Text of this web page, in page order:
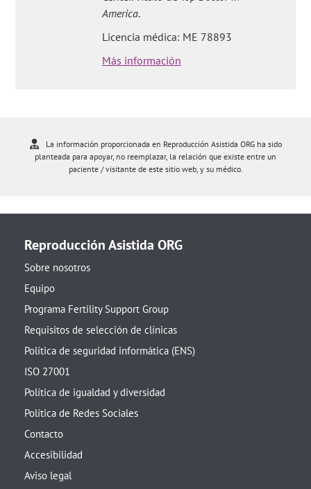
America.
Licencia médica: ME 78893
Más información
La información proporcionada en Reproducción Asistida ORG ha sido
planteada para apoyar, no reemplazar, la relación que existe entre un
paciente / visitante de este sitio web, y su médico.
Reproducción Asistida ORG
Sobre nosotros
Equipo
Programa Fertility Support Group
Requisitos de selección de clínicas
Política de seguridad informática (ENS)
ISO 27001
Política de igualdad y diversidad
Política de Redes Sociales
Contacto
Accesibilidad
Aviso legal